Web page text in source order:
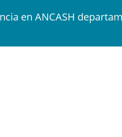
en ANCASH